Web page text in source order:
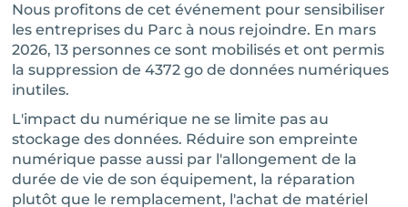
Nous profitons de cet événement pour sensibiliser
les entreprises du Parc à nous rejoindre. En mars
2026, 13 personnes ce sont mobilisés et ont permis
la suppression de 4372 go de données numériques
inutiles.
L'impact du numérique ne se limite pas au
stockage des données. Réduire son empreinte
numérique passe aussi par l'allongement de la
durée de vie de son équipement, la réparation
plutôt que le remplacement, l'achat de matériel